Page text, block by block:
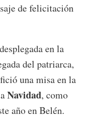
de felicitación
en la
del patriarca,
una misa en la
Navidad, como
año en Belén.